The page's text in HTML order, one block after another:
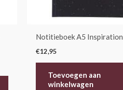
Notitieboek A5 Inspiration
€12,95
Toevoegen aan
winkelwagen